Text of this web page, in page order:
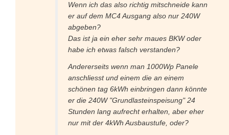
Wenn ich das also richtig mitschneide kann
er auf dem MC4 Ausgang also nur 240W
abgeben?
Das ist ja ein eher sehr maues BKW oder
habe ich etwas falsch verstanden?
Andererseits wenn man 1000Wp Panele
anschliesst und einem die an einem
schönen tag 6kWh einbringen dann könnte
er die 240W "Grundlasteinspeisung" 24
Stunden lang aufrecht erhalten, aber eher
nur mit der 4kWh Ausbaustufe, oder?